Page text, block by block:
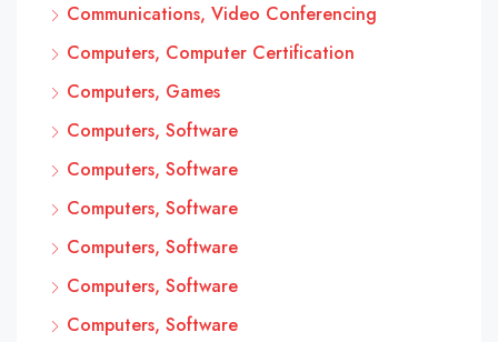
Communications, Video Conferencing
Computers, Computer Certification
Computers, Games
Computers, Software
Computers, Software
Computers, Software
Computers, Software
Computers, Software
Computers, Software